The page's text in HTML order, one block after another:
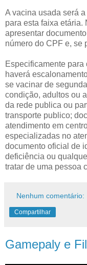
A vacina usada será
para esta faixa etária.
apresentar
número do CPF e, se
Especificamente
haverá
se vacinar de
condição, adultos ou
da rede publica ou
transporte publico;
atendimento em
especializadas no
documento oficial de
deficiência ou
tratar de uma pessoa
Nenhum comentário:
Compartilhar
Gamepaly e